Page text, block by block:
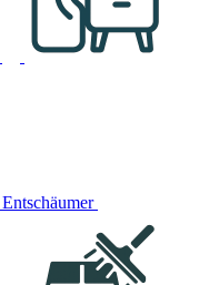
Entschäumer